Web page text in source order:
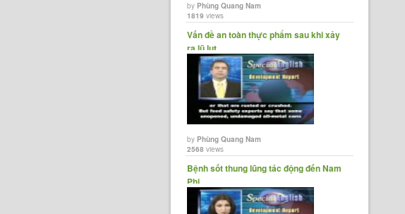
byPhùng Quang Nam
1819 views
Vấn đề an toàn thực phẩm sau khi xảy
ra lũ lụt
byPhùng Quang Nam
2568 views
Bệnh sốt thung lũng tác động đến Nam
Phi